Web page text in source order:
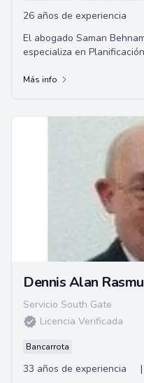
26 años de experiencia
El abogado Saman
especializa en
civiles y mediación. Ofrece
Más info
Dennis Alan
Servicio South Gate
Licencia Verificada
Bancarrota
33 años de experiencia |